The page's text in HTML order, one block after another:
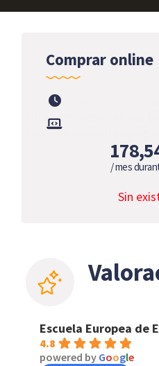
Comprar online
/ mes
Sin
Inicio
Integrados Gestión + Curso
informática aplicada a las
Escuela Europea de
4.8
powered by Google